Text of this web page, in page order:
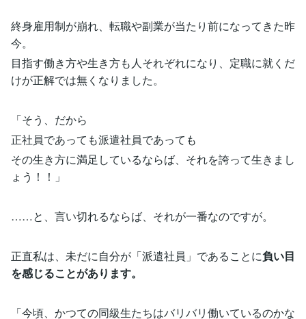
終身雇用制が崩れ、転職や副業が当たり前になってきた昨
今。
目指す働き方や生き方も人それぞれになり、定職に就くだ
けが正解では無くなりました。
「そう、だから
正社員であっても派遣社員であっても
その生き方に満足しているならば、それを誇って生きまし
ょう！！」
……と、言い切れるならば、それが一番なのですが。
正直私は、未だに自分が「派遣社員」であることに負い目
を感じることがあります。
「今頃、かつての同級生たちはバリバリ働いているのかな